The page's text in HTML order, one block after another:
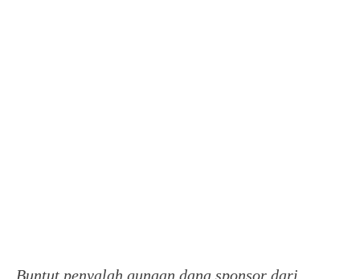
Buntut penyalah gunaan dana sponsor dari